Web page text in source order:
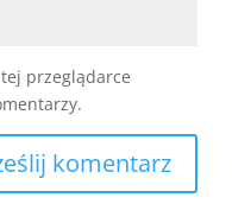
przeglądarce